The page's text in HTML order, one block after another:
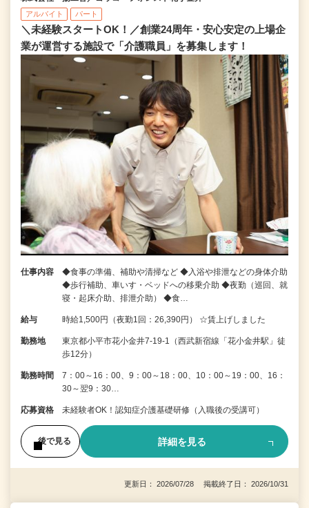
アルバイト パート
＼未経験スタートOK！／創業24周年・安心安定の上場企
業が運営する施設で「介護職員」を募集します！
仕事内容
◆食事の準備、補助や清掃など ◆入浴や排泄などの身体介助
◆歩行補助、車いす・ベッドへの移乗介助 ◆夜勤（巡回、就
寝・起床介助、排泄介助） ◆食…
給与 時給1,500円（夜勤1回：26,390円） ☆賃上げしました
勤務地
東京都小平市花小金井7‐19‐1（西武新宿線「花小金井駅」徒
歩12分）
勤務時間
7：00～16：00、9：00～18：00、10：00～19：00、16：
30～翌9：30…
応募資格 未経験者OK！認知症介護基礎研修（入職後の受講可）
後で見る 詳細を見る
更新日： 2026/07/28 掲載終了日： 2026/10/31